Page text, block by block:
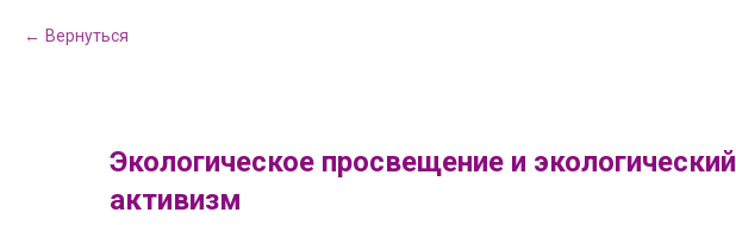
Вернуться
Экологическое просвещение и экологический
активизм